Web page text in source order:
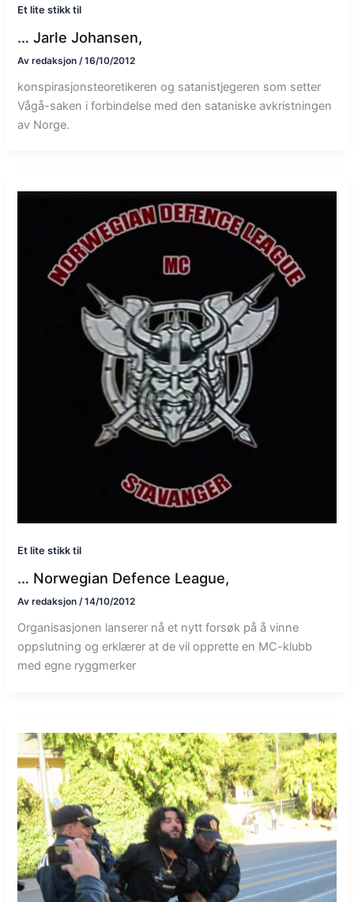
Et lite stikk til
… Jarle Johansen,
Av redaksjon /16/10/2012
konspirasjonsteoretikeren og satanistjegeren som setter
Vågå-saken i forbindelse med den sataniske avkristningen
av Norge.
Et lite stikk til
… Norwegian Defence League,
Av redaksjon/14/10/2012
Organisasjonen lanserer nå et nytt forsøk på å vinne
oppslutning og erklærer at de vil opprette en MC-klubb
med egne ryggmerker